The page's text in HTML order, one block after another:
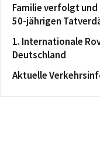
Familie verfolgt
50-jährigen
1. Internationale
Deutschland
Aktuelle